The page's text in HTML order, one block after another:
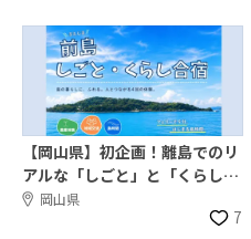
【岡山県】初企画！離島でのリ
アルな「しごと」と「くらし」
を体験してみませんか？
岡山県
7